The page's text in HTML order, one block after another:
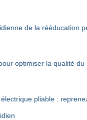
de la rééducation
optimiser la qualité du
pliable :